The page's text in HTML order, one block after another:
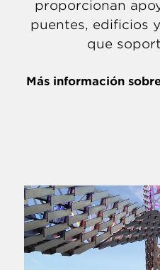
proporcionan
puentes, edificios
que
Más información